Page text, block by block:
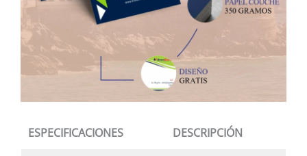
ESPECIFICACIONES DESCRIPCIÓN